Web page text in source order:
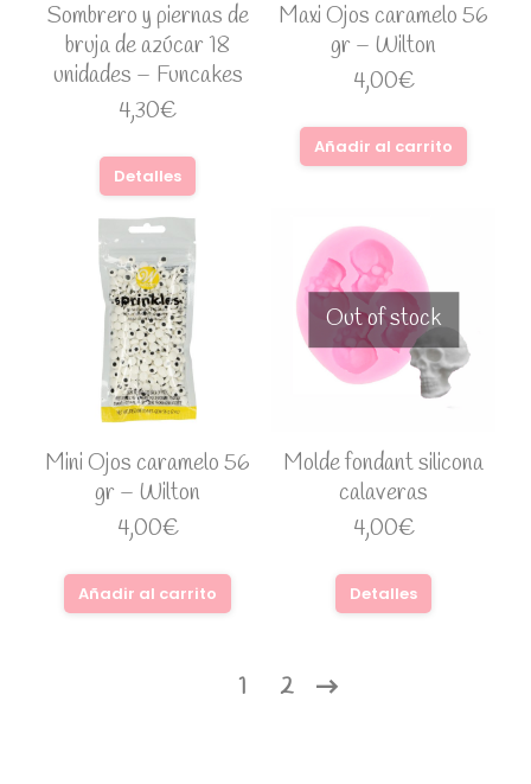
Sombrero y piernas de
bruja de azúcar 18
unidades – Funcakes
4,30€
Detalles
Maxi Ojos caramelo 56
gr – Wilton
4,00€
Añadir al carrito
Mini Ojos caramelo 56
gr – Wilton
4,00€
Añadir al carrito
Out of stock
Molde fondant silicona
calaveras
4,00€
Detalles
1 2